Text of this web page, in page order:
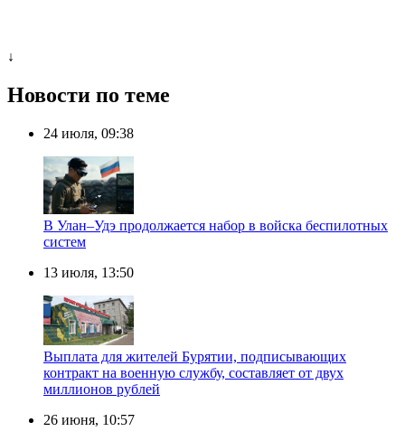
↓
Новости по теме
24 июля, 09:38
В Улан–Удэ продолжается набор в войска беспилотных
систем
13 июля, 13:50
Выплата для жителей Бурятии, подписывающих
контракт на военную службу, составляет от двух
миллионов рублей
26 июня, 10:57